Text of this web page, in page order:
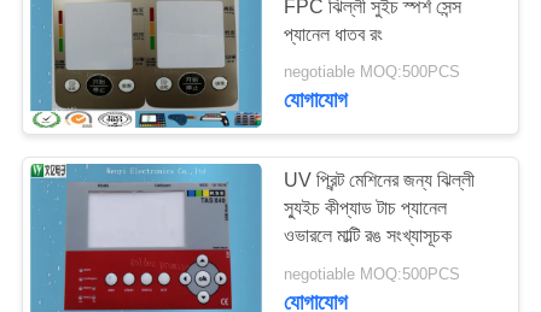
করুন
উদ্ধৃতির
জন্য
আবেদন
ম্যাপ
FPC ঝিল্লী সুইচ স্পর্শ সেন্স
প্যানেল ধাতব রং
negotiable MOQ:500PCS
যোগাযোগ
UV প্রিন্ট মেশিনের জন্য ঝিল্লী
স্যুইচ কীপ্যাড টাচ প্যানেল
ওভারলে মাল্টি রঙ সংখ্যাসূচক
negotiable MOQ:500PCS
যোগাযোগ